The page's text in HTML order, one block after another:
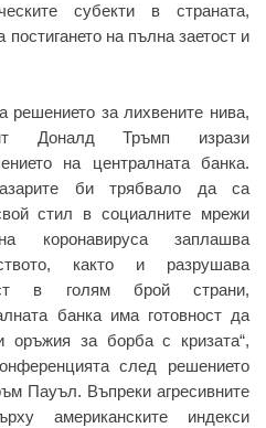
субекти в страната,
на пълна заетост и
решението за лихвените нива,
Доналд Тръмп изрази
на централната банка.
би трябвало да са
стил в социалните мрежи
коронавируса заплашва
както и разрушава
в голям брой страни,
банка има готовност да
оръжия за борба с кризата“,
след решението
Пауъл. Въпреки агресивните
американските индекси